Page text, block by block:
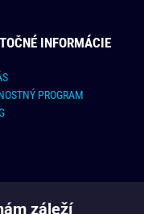
INFORMÁCIE
PROGRAM
záleží